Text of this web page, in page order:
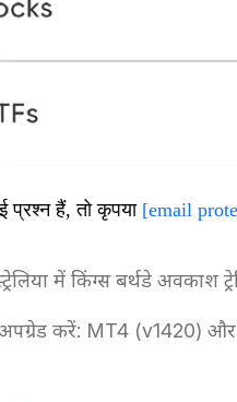
प्रश्न हैं, तो कृपया [email
में किंग्स बर्थडे अवकाश
करें: MT4 (v1420) और